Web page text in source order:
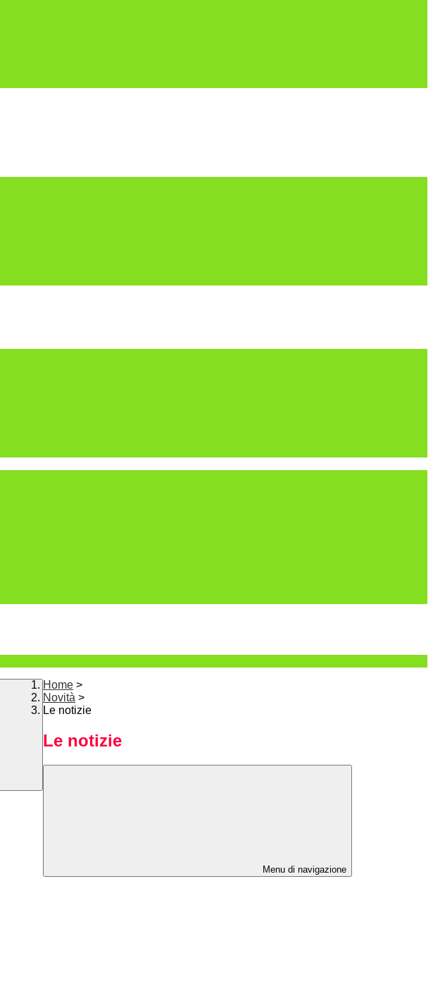
Home >
Novità >
Le notizie
Le notizie
Menu di navigazione